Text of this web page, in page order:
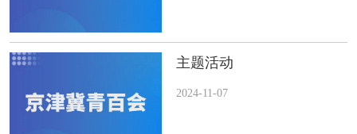
主题活动
2024-11-07